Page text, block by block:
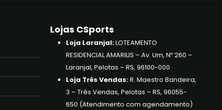
Lojas CSports
Loja Laranjal:LOTEAMENTO
RESIDENCIAL AMARILIS – Av. Um, Nº 260 –
Laranjal, Pelotas – RS, 96100-000
Loja Três Vendas:R. Maestro Bandeira,
3 – Três Vendas, Pelotas – RS, 96055-
650 (Atendimento com agendamento)